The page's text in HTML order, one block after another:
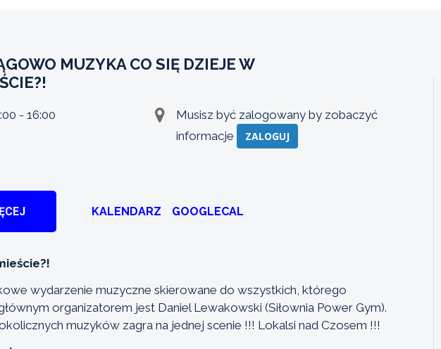
MUZYKA CO SIĘ DZIEJE W
- 16:00
Musisz być zalogowany by zobaczyć
informacje
ZALOGUJ
KALENDARZ GOOGLECAL
wydarzenie muzyczne skierowane do wszystkich, którego
organizatorem jest Daniel Lewakowski (Siłownia Power Gym).
muzyków zagra na jednej scenie !!! Lokalsi nad Czosem !!!